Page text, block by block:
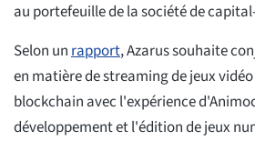
au portefeuille de la société de
Selon unrapport, Azarus souhaite
en matière de streaming de jeux
blockchain avec l'expérience
développement et l'édition de jeux